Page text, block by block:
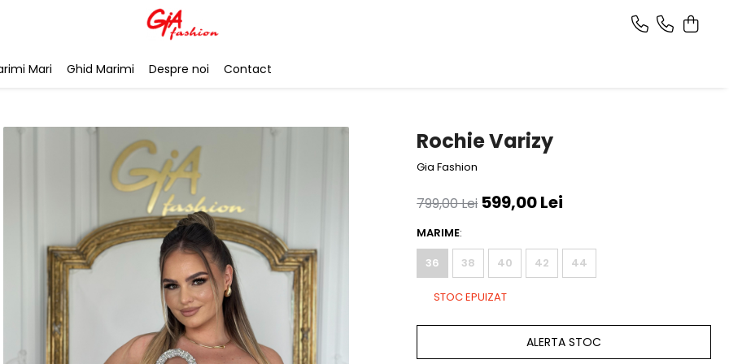
Mari Ghid Marimi Despre noi Contact
Rochie Varizy
Gia Fashion
799,00 Lei 599,00 Lei
MARIME:
36
38 40 42 44
STOC EPUIZAT
ALERTA STOC